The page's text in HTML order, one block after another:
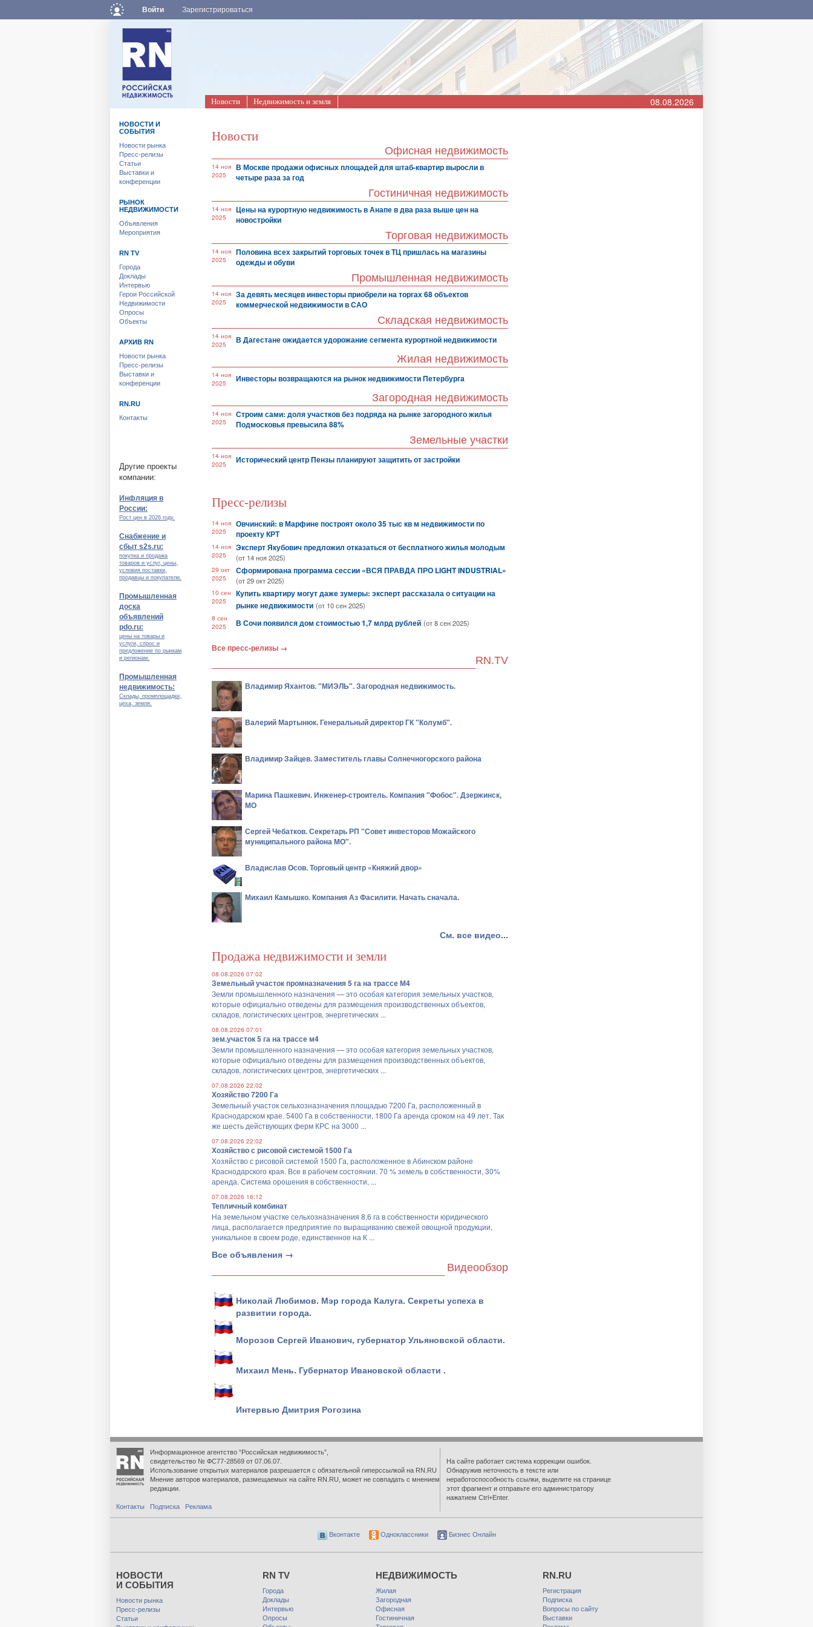
Войти Зарегистрироваться
Новости Недвижимость и земля 08.08.2026
Новости
Офисная недвижимость
14 ноя
2025
В Москве продажи офисных площадей для штаб-квартир выросли в
четыре раза за год
Гостиничная недвижимость
14 ноя
2025
Цены на курортную недвижимость в Анапе в два раза выше цен на
новостройки
Торговая недвижимость
14 ноя
2025
Половина всех закрытий торговых точек в ТЦ пришлась на магазины
одежды и обуви
Промышленная недвижимость
14 ноя
2025
За девять месяцев инвесторы приобрели на торгах 68 объектов
коммерческой недвижимости в САО
Складская недвижимость
14 ноя
2025
В Дагестане ожидается удорожание сегмента курортной недвижимости
Жилая недвижимость
14 ноя
2025
Инвесторы возвращаются на рынок недвижимости Петербурга
Загородная недвижимость
14 ноя
2025
Строим сами: доля участков без подряда на рынке загородного жилья
Подмосковья превысила 88%
Земельные участки
14 ноя
2025
Исторический центр Пензы планируют защитить от застройки
Пресс-релизы
14 ноя
2025
Овчинский: в Марфине построят около 35 тыс кв м недвижимости по
проекту КРТ
14 ноя
2025
Эксперт Якубович предложил отказаться от бесплатного жилья молодым
(от 14 ноя 2025)
29 окт
2025
Сформирована программа сессии «ВСЯ ПРАВДА ПРО LIGHT INDUSTRIAL»
(от 29 окт 2025)
10 сен
2025
Купить квартиру могут даже зумеры: эксперт рассказала о ситуации на
рынке недвижимости (от 10 сен 2025)
8 сен
2025
В Сочи появился дом стоимостью 1,7 млрд рублей (от 8 сен 2025)
Все пресс-релизы →
RN.TV
Владимир Яхантов. "МИЭЛЬ". Загородная недвижимость.
Валерий Мартынюк. Генеральный директор ГК "Колумб".
Владимир Зайцев. Заместитель главы Солнечногорского района
Марина Пашкевич. Инженер-строитель. Компания "Фобос". Дзержинск,
МО
Сергей Чебатков. Секретарь РП "Совет инвесторов Можайского
муниципального района МО".
Владислав Осов. Торговый центр «Княжий двор»
Михаил Камышко. Компания Аз Фасилити. Начать сначала.
См. все видео...
Продажа недвижимости и земли
08.08.2026 07:02
Земельный участок промназначения 5 га на трассе М4
Земли промышленного назначения — это особая категория земельных участков,
которые официально отведены для размещения производственных объектов,
складов, логистических центров, энергетических ...
08.08.2026 07:01
зем.участок 5 га на трассе м4
Земли промышленного назначения — это особая категория земельных участков,
которые официально отведены для размещения производственных объектов,
складов, логистических центров, энергетических ...
07.08.2026 22:02
Хозяйство 7200 Га
Земельный участок сельхозназначения площадью 7200 Га, расположенный в
Краснодарском крае. 5400 Га в собственности, 1800 Га аренда сроком на 49 лет. Так
же шесть действующих ферм КРС на 3000 ...
07.08.2026 22:02
Хозяйство с рисовой системой 1500 Га
Хозяйство с рисовой системой 1500 Га, расположенное в Абинском районе
Краснодарского края. Все в рабочем состоянии. 70 % земель в собственности, 30%
аренда. Система орошения в собственности, ...
07.08.2026 16:12
Тепличный комбинат
На земельном участке сельхозназначения 8,6 га в собственности юридического
лица, располагается предприятие по выращиванию свежей овощной продукции,
уникальное в своем роде, единственное на К ...
Все объявления →
Видеообзор
Николай Любимов. Мэр города Калуга. Секреты успеха в
развитии города.
Морозов Сергей Иванович, губернатор Ульяновской области.
Михаил Мень. Губернатор Ивановской области .
Интервью Дмитрия Рогозина
НОВОСТИ И
СОБЫТИЯ
Новости рынка
Пресс-релизы
Статьи
Выставки и
конференции
РЫНОК
НЕДВИЖИМОСТИ
Объявления
Мероприятия
RN TV
Города
Доклады
Интервью
Герои Российской
Недвижимости
Опросы
Объекты
АРХИВ RN
Новости рынка
Пресс-релизы
Выставки и
конференции
RN.RU
Контакты
Другие проекты
компании:
Инфляция в
России:
Рост цен в 2026 году.
Снабжение и
сбыт s2s.ru:
покупка и продажа
товаров и услуг, цены,
условия поставки,
продавцы и покупатели.
Промышленная
доска
объявлений
pdo.ru:
цены на товары и
услуги, спрос и
предложение по рынкам
и регионам.
Промышленная
недвижимость:
Склады, промплощадки,
цеха, земля.
Информационное агентство “Российская недвижимость”,
свидетельство № ФС77-28569 от 07.06.07.
Использование открытых материалов разрешается с обязательной гиперссылкой на RN.RU
Мнение авторов материалов, размещаемых на сайте RN.RU, может не совпадать с мнением
редакции.
Контакты Подписка Реклама
На сайте работает система коррекции ошибок.
Обнаружив неточность в тексте или
неработоспособность ссылки, выделите на странице
этот фрагмент и отправьте его администратору
нажатием Ctrl+Enter.
Вконтакте Одноклассники Бизнес Онлайн
НОВОСТИ
И СОБЫТИЯ
Новости рынка
Пресс-релизы
Статьи
RN TV
Города
Доклады
Интервью
Опросы
НЕДВИЖИМОСТЬ
Жилая
Загородная
Офисная
Гостиничная
RN.RU
Регистрация
Подписка
Вопросы по сайту
Выставки